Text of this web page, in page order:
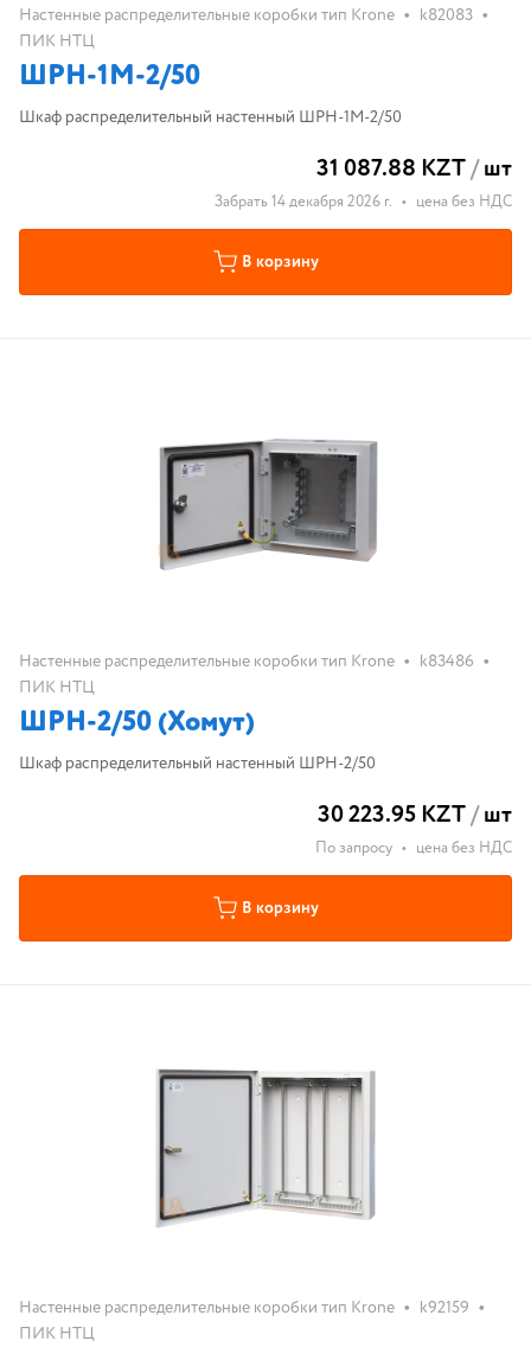
Настенные распределительные коробки тип Krone • k82083 •
ПИК НТЦ
ШРН-1М-2/50
Шкаф распределительный настенный ШРН-1М-2/50
31 087.88 KZT/шт
Забрать 14 декабря 2026 г. • цена без НДС
В корзину
Настенные распределительные коробки тип Krone • k83486 •
ПИК НТЦ
ШРН-2/50 (Хомут)
Шкаф распределительный настенный ШРН-2/50
30 223.95 KZT/шт
По запросу • цена без НДС
В корзину
Настенные распределительные коробки тип Krone • k92159 •
ПИК НТЦ